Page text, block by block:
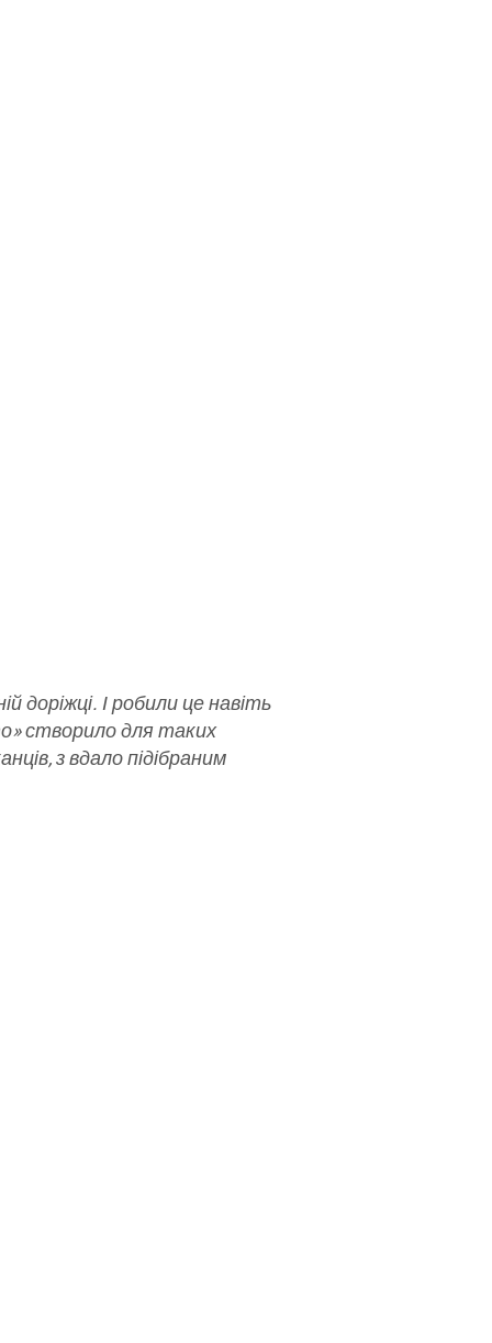
доріжці. І робили це навіть
створило для таких
з вдало підібраним